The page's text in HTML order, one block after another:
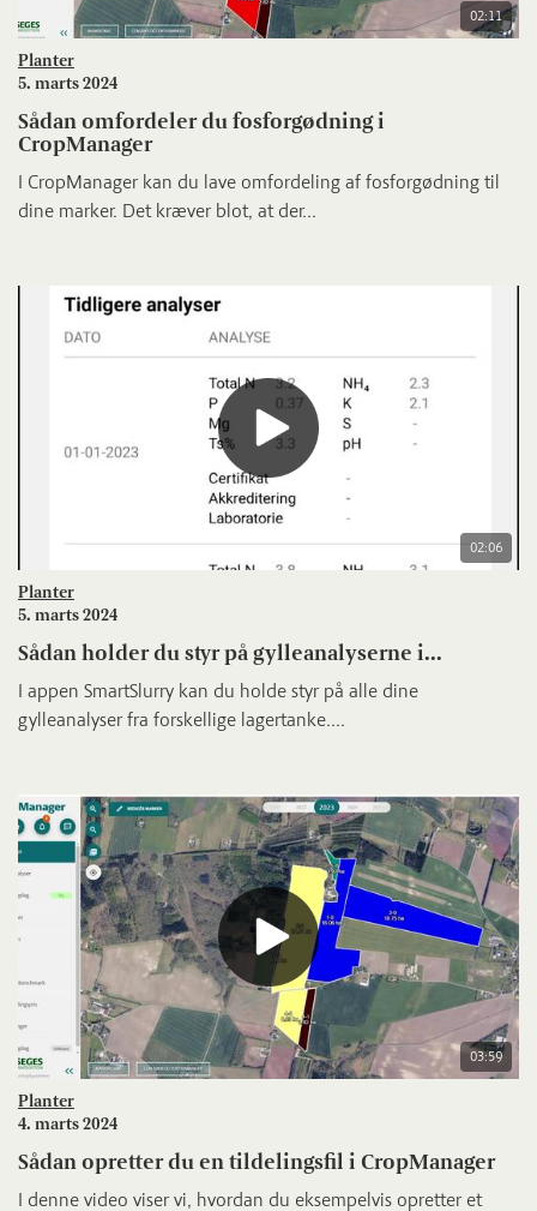
02:11
Planter
5. marts 2024
Sådan omfordeler du fosforgødning i
CropManager
I CropManager kan du lave omfordeling af fosforgødning til
dine marker. Det kræver blot, at der...
02:06
Planter
5. marts 2024
Sådan holder du styr på gylleanalyserne i...
I appen SmartSlurry kan du holde styr på alle dine
gylleanalyser fra forskellige lagertanke....
03:59
Planter
4. marts 2024
Sådan opretter du en tildelingsfil i CropManager
I denne video viser vi, hvordan du eksempelvis opretter et